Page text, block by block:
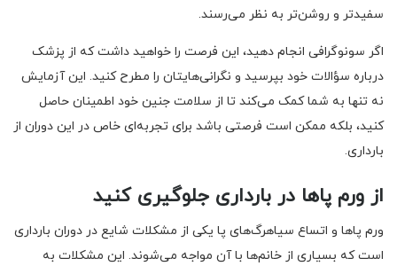
سفیدتر و روشن‌تر به نظر می‌رسند.
اگر سونوگرافی انجام دهید، این فرصت را خواهید داشت که از پزشک
درباره سؤالات خود بپرسید و نگرانی‌هایتان را مطرح کنید. این آزمایش
نه تنها به شما کمک می‌کند تا از سلامت جنین خود اطمینان حاصل
کنید، بلکه ممکن است فرصتی باشد برای تجربه‌ای خاص در این دوران از
بارداری.
از ورم پاها در بارداری جلوگیری کنید
ورم پاها و اتساع سیاهرگ‌های پا یکی از مشکلات شایع در دوران بارداری
است که بسیاری از خانم‌ها با آن مواجه می‌شوند. این مشکلات به